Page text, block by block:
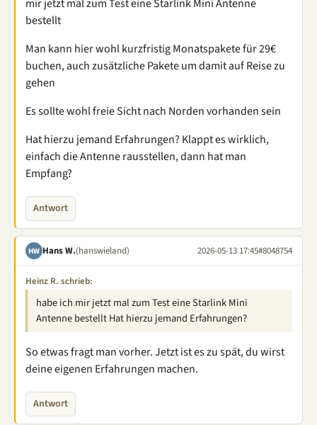
mir jetzt mal zum Test eine Starlink Mini Antenne
bestellt
Man kann hier wohl kurzfristig Monatspakete für 29€
buchen, auch zusätzliche Pakete um damit auf Reise zu
gehen
Es sollte wohl freie Sicht nach Norden vorhanden sein
Hat hierzu jemand Erfahrungen? Klappt es wirklich,
einfach die Antenne rausstellen, dann hat man
Empfang?
Antwort
HW Hans W.(hanswieland) 2026-05-13 17:45#8048754
Heinz R. schrieb:
habe ich mir jetzt mal zum Test eine Starlink Mini
Antenne bestellt Hat hierzu jemand Erfahrungen?
So etwas fragt man vorher. Jetzt ist es zu spät, du wirst
deine eigenen Erfahrungen machen.
Antwort